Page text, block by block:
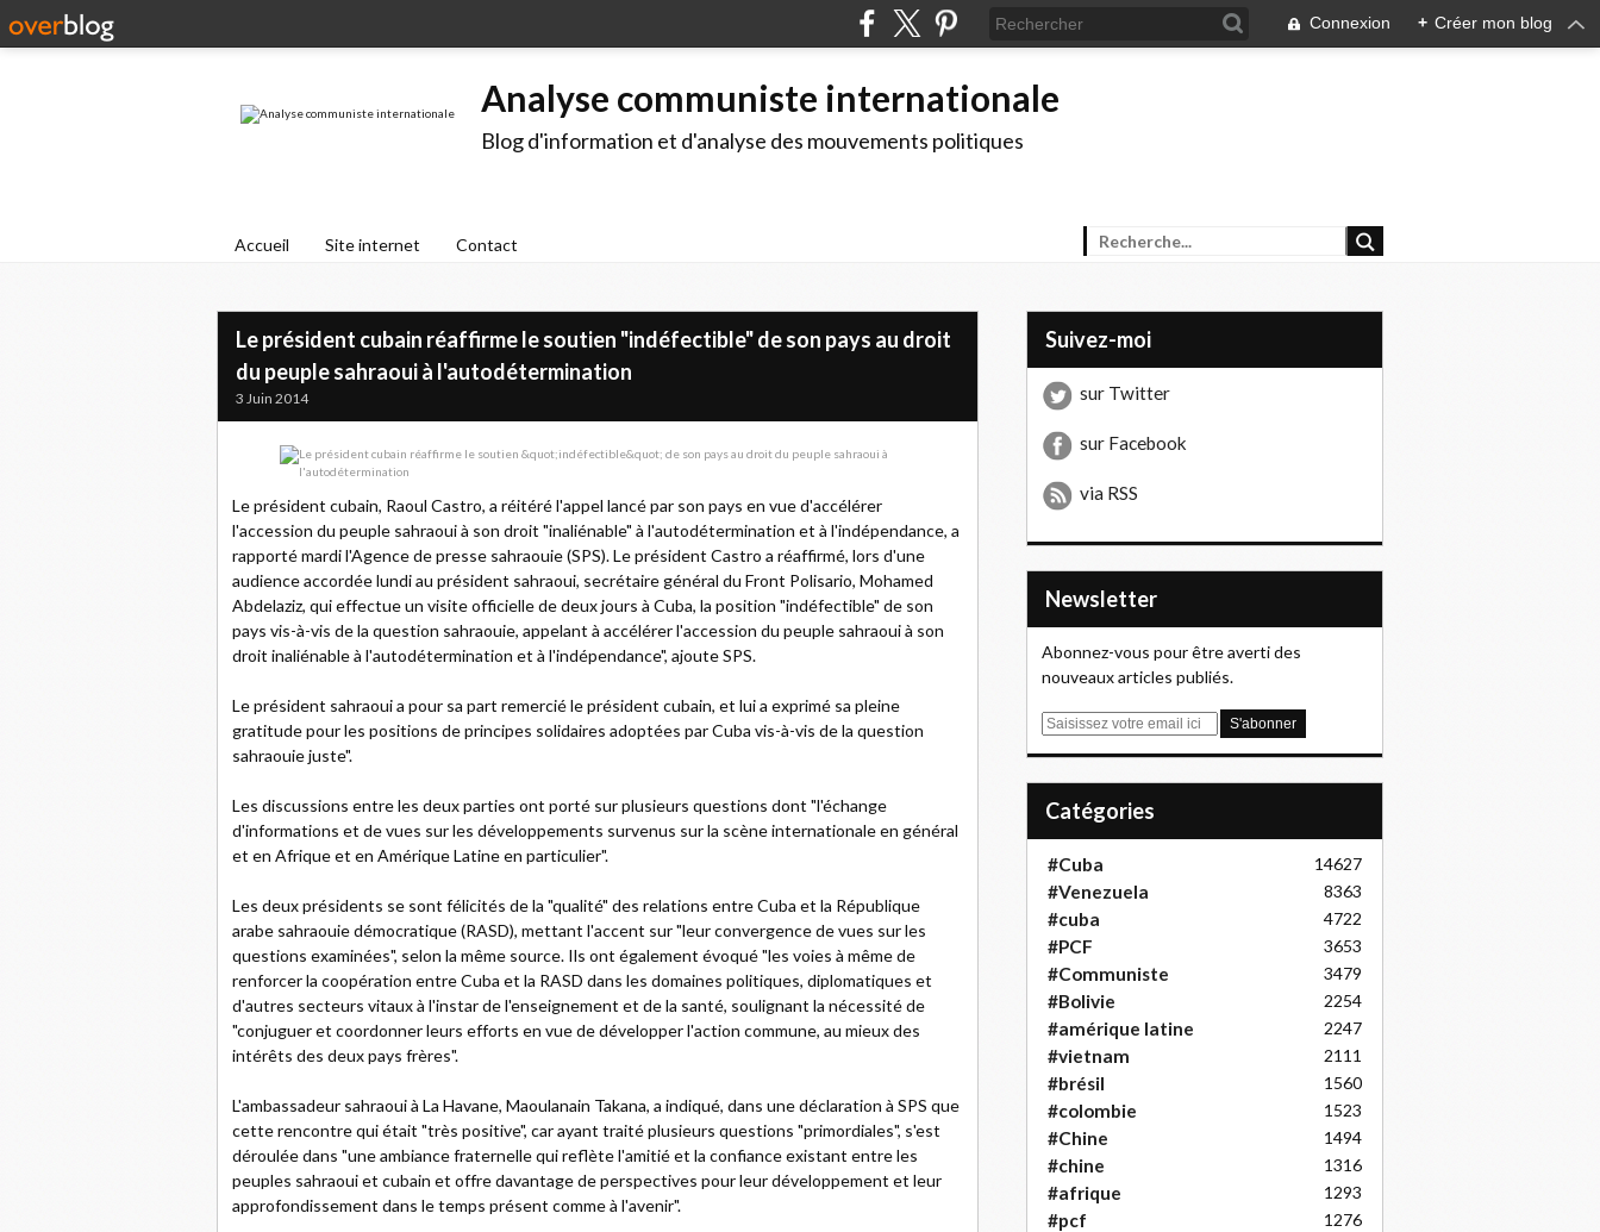
Connexion + Créer mon blog
Analyse communiste internationale
Blog d'information et d'analyse des mouvements politiques
Accueil Site internet Contact
Le président cubain réaffirme le soutien "indéfectible" de son pays au droit
du peuple sahraoui à l'autodétermination
3 Juin 2014
Le président cubain, Raoul Castro, a réitéré l'appel lancé par son pays en vue d'accélérer
l'accession du peuple sahraoui à son droit "inaliénable" à l'autodétermination et à l'indépendance, a
rapporté mardi l'Agence de presse sahraouie (SPS). Le président Castro a réaffirmé, lors d'une
audience accordée lundi au président sahraoui, secrétaire général du Front Polisario, Mohamed
Abdelaziz, qui effectue un visite officielle de deux jours à Cuba, la position "indéfectible" de son
pays vis-à-vis de la question sahraouie, appelant à accélérer l'accession du peuple sahraoui à son
droit inaliénable à l'autodétermination et à l'indépendance", ajoute SPS.
Le président sahraoui a pour sa part remercié le président cubain, et lui a exprimé sa pleine
gratitude pour les positions de principes solidaires adoptées par Cuba vis-à-vis de la question
sahraouie juste".
Les discussions entre les deux parties ont porté sur plusieurs questions dont "l'échange
d'informations et de vues sur les développements survenus sur la scène internationale en général
et en Afrique et en Amérique Latine en particulier".
Les deux présidents se sont félicités de la "qualité" des relations entre Cuba et la République
arabe sahraouie démocratique (RASD), mettant l'accent sur "leur convergence de vues sur les
questions examinées", selon la même source. Ils ont également évoqué "les voies à même de
renforcer la coopération entre Cuba et la RASD dans les domaines politiques, diplomatiques et
d'autres secteurs vitaux à l'instar de l'enseignement et de la santé, soulignant la nécessité de
"conjuguer et coordonner leurs efforts en vue de développer l'action commune, au mieux des
intérêts des deux pays frères".
L'ambassadeur sahraoui à La Havane, Maoulanain Takana, a indiqué, dans une déclaration à SPS que
cette rencontre qui était "très positive", car ayant traité plusieurs questions "primordiales", s'est
déroulée dans "une ambiance fraternelle qui reflète l'amitié et la confiance existant entre les
peuples sahraoui et cubain et offre davantage de perspectives pour leur développement et leur
approfondissement dans le temps présent comme à l'avenir".
Suivez-moi
sur Twitter
sur Facebook
via RSS
Newsletter
Abonnez-vous pour être averti des
nouveaux articles publiés.
E
Catégories
#Cuba 14627
#Venezuela 8363
#cuba 4722
#PCF 3653
#Communiste 3479
#Bolivie 2254
#amérique latine 2247
#vietnam 2111
#brésil 1560
#colombie 1523
#Chine 1494
#chine 1316
#afrique 1293
#pcf 1276